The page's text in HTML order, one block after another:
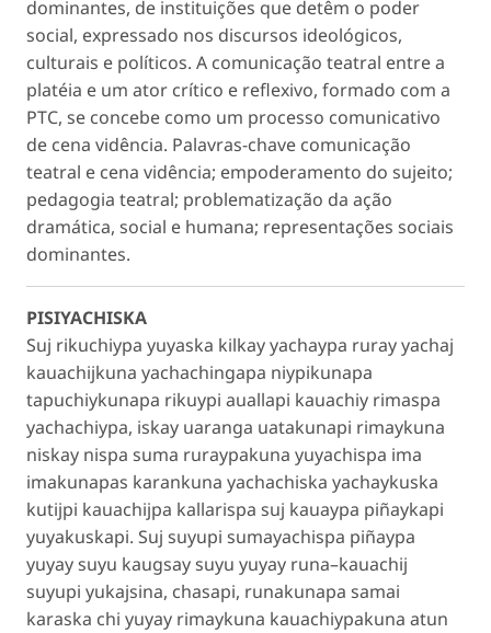
dominantes, de instituições que detêm o poder
social, expressado nos discursos ideológicos,
culturais e políticos. A comunicação teatral entre a
platéia e um ator crítico e reflexivo, formado com a
PTC, se concebe como um processo comunicativo
de cena vidência. Palavras-chave comunicação
teatral e cena vidência; empoderamento do sujeito;
pedagogia teatral; problematização da ação
dramática, social e humana; representações sociais
dominantes.
PISIYACHISKA
Suj rikuchiypa yuyaska kilkay yachaypa ruray yachaj
kauachijkuna yachachingapa niypikunapa
tapuchiykunapa rikuypi auallapi kauachiy rimaspa
yachachiypa, iskay uaranga uatakunapi rimaykuna
niskay nispa suma ruraypakuna yuyachispa ima
imakunapas karankuna yachachiska yachaykuska
kutijpi kauachijpa kallarispa suj kauaypa piñaykapi
yuyakuskapi. Suj suyupi sumayachispa piñaypa
yuyay suyu kaugsay suyu yuyay runa–kauachij
suyupi yukajsina, chasapi, runakunapa samai
karaska chi yuyay rimaykuna kauachiypakuna atun